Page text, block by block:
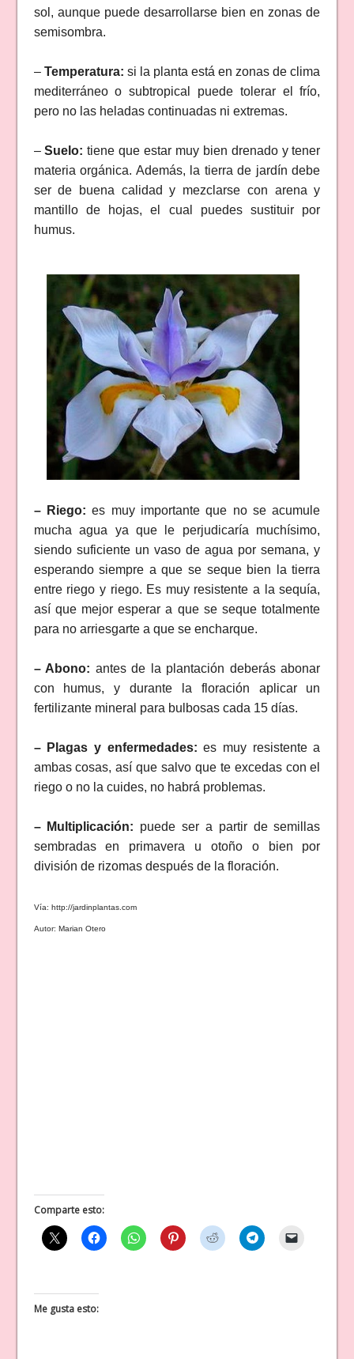
sol, aunque puede desarrollarse bien en zonas de
semisombra.
– Temperatura: si la planta está en zonas de clima
mediterráneo o subtropical puede tolerar el frío,
pero no las heladas continuadas ni extremas.
–Suelo: tiene que estar muy bien drenado y tener
materia orgánica. Además, la tierra de jardín debe
ser de buena calidad y mezclarse con arena y
mantillo de hojas, el cual puedes sustituir por
humus.
– Riego: es muy importante que no se acumule
mucha agua ya que le perjudicaría muchísimo,
siendo suficiente un vaso de agua por semana, y
esperando siempre a que se seque bien la tierra
entre riego y riego. Es muy resistente a la sequía,
así que mejor esperar a que se seque totalmente
para no arriesgarte a que se encharque.
– Abono: antes de la plantación deberás abonar
con humus, y durante la floración aplicar un
fertilizante mineral para bulbosas cada 15 días.
– Plagas y enfermedades: es muy resistente a
ambas cosas, así que salvo que te excedas con el
riego o no la cuides, no habrá problemas.
– Multiplicación: puede ser a partir de semillas
sembradas en primavera u otoño o bien por
división de rizomas después de la floración.
Vía: http://jardinplantas.com
Autor: Marian Otero
Comparte esto:
Me gusta esto: